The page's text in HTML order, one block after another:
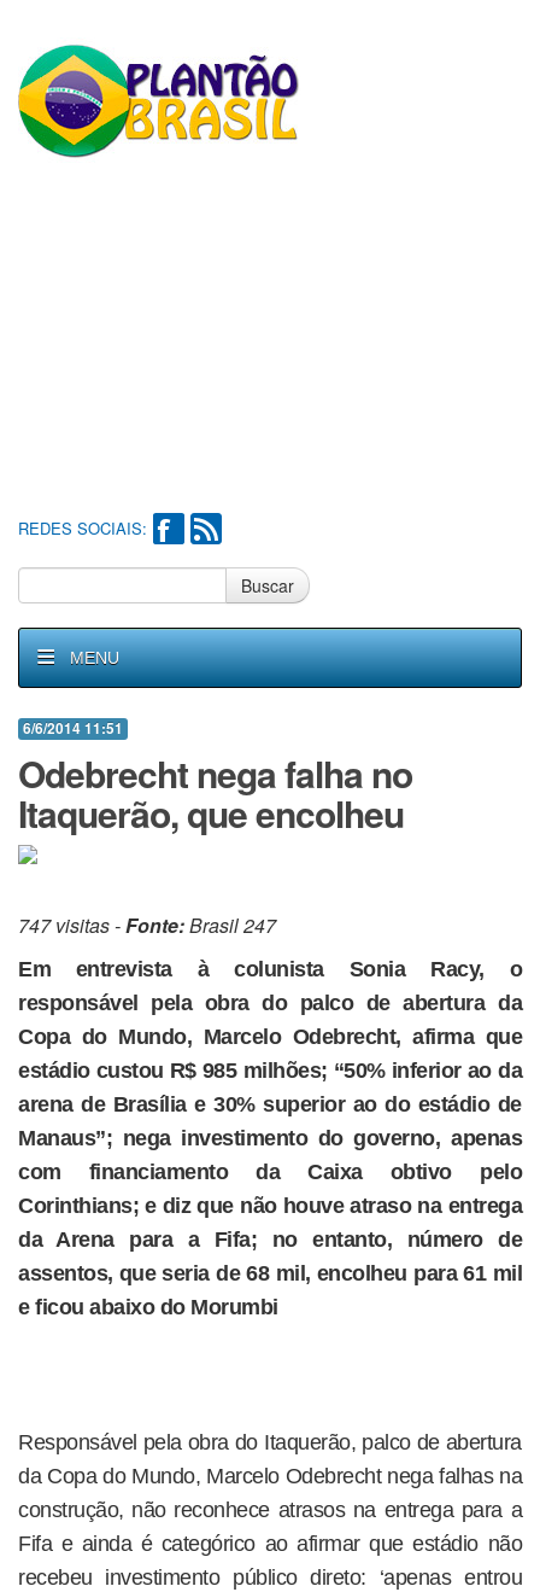
REDES SOCIAIS:
Buscar
MENU
6/6/2014 11:51
Odebrecht nega falha no
Itaquerão, que encolheu
747 visitas -Fonte:Brasil 247
Em entrevista à colunista Sonia Racy, o
responsável pela obra do palco de abertura da
Copa do Mundo, Marcelo Odebrecht, afirma que
estádio custou R$ 985 milhões; “50% inferior ao da
arena de Brasília e 30% superior ao do estádio de
Manaus”; nega investimento do governo, apenas
com financiamento da Caixa obtivo pelo
Corinthians; e diz que não houve atraso na entrega
da Arena para a Fifa; no entanto, número de
assentos, que seria de 68 mil, encolheu para 61 mil
e ficou abaixo do Morumbi
Responsável pela obra do Itaquerão, palco de abertura
da Copa do Mundo, Marcelo Odebrecht nega falhas na
construção, não reconhece atrasos na entrega para a
Fifa e ainda é categórico ao afirmar que estádio não
recebeu investimento público direto: ‘apenas entrou